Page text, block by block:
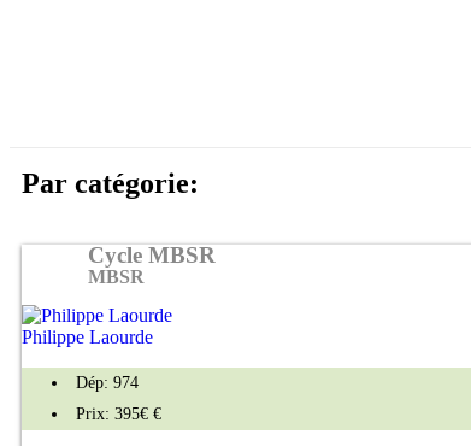
Par catégorie:
Cycle MBSR
MBSR
Philippe Laourde
Dép: 974
Prix: 395€ €